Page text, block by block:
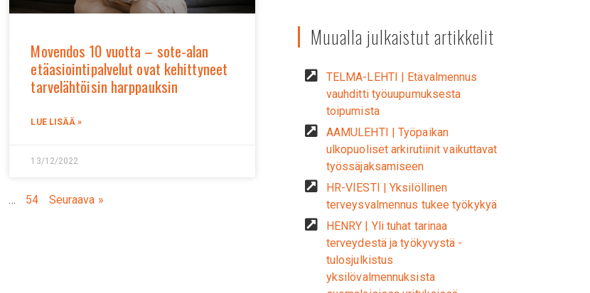
Movendos 10 vuotta – sote-alan
etäasiointipalvelut ovat kehittyneet
tarvelähtöisin harppauksin
LUE LISÄÄ »
13/12/2022
… 54 Seuraava »
Muualla julkaistut artikkelit
TELMA-LEHTI | Etävalmennus
vauhditti työuupumuksesta
toipumista
AAMULEHTI | Työpaikan
ulkopuoliset arkirutiinit vaikuttavat
työssäjaksamiseen
HR-VIESTI | Yksilöllinen
terveysvalmennus tukee työkykyä
HENRY | Yli tuhat tarinaa
terveydestä ja työkyvystä -
tulosjulkistus
yksilövalmennuksista